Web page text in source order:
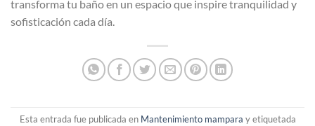
transforma tu baño en un espacio que inspire tranquilidad y
sofisticación cada día.
Esta entrada fue publicada en Mantenimiento mampara y etiquetada